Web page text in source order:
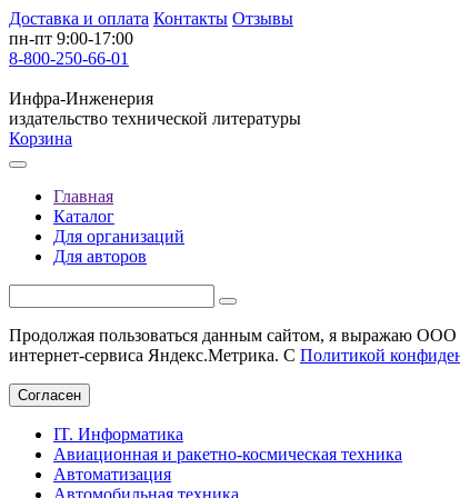
Доставка и оплата Контакты Отзывы
пн-пт 9:00-17:00
8-800-250-66-01
Инфра-Инженерия
издательство технической литературы
Корзина
Главная
Каталог
Для организаций
Для авторов
Продолжая пользоваться данным сайтом, я выражаю
интернет-сервиса Яндекс.Метрика. С Политикой
Согласен
IT. Информатика
Авиационная и ракетно-космическая техника
Автоматизация
Автомобильная техника